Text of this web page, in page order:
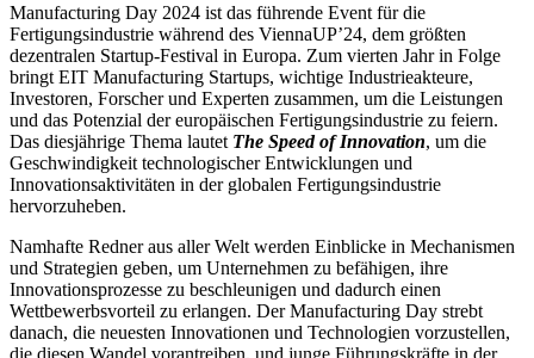
Manufacturing Day 2024 ist das führende Event für die
Fertigungsindustrie während des ViennaUP’24, dem größten
dezentralen Startup-Festival in Europa. Zum vierten Jahr in Folge
bringt EIT Manufacturing Startups, wichtige Industrieakteure,
Investoren, Forscher und Experten zusammen, um die Leistungen
und das Potenzial der europäischen Fertigungsindustrie zu feiern.
Das diesjährige Thema lautet The Speed of Innovation, um die
Geschwindigkeit technologischer Entwicklungen und
Innovationsaktivitäten in der globalen Fertigungsindustrie
hervorzuheben.
Namhafte Redner aus aller Welt werden Einblicke in Mechanismen
und Strategien geben, um Unternehmen zu befähigen, ihre
Innovationsprozesse zu beschleunigen und dadurch einen
Wettbewerbsvorteil zu erlangen. Der Manufacturing Day strebt
danach, die neuesten Innovationen und Technologien vorzustellen,
die diesen Wandel vorantreiben, und junge Führungskräfte in der